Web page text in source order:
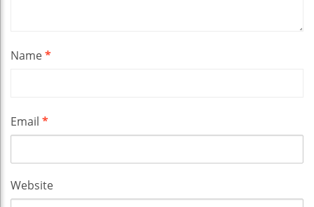
Name*
Email *
Website